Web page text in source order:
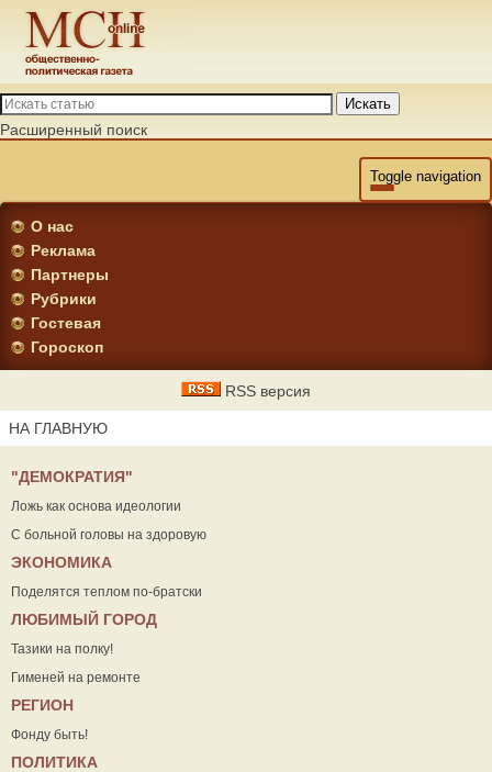
Искать
Расширенный поиск
Toggle navigation
О нас
Реклама
Партнеры
Рубрики
Гостевая
Гороскоп
RSS версия
НА ГЛАВНУЮ
"ДЕМОКРАТИЯ"
Ложь как основа идеологии
С больной головы на здоровую
ЭКОНОМИКА
Поделятся теплом по-братски
ЛЮБИМЫЙ ГОРОД
Тазики на полку!
Гименей на ремонте
РЕГИОН
Фонду быть!
ПОЛИТИКА